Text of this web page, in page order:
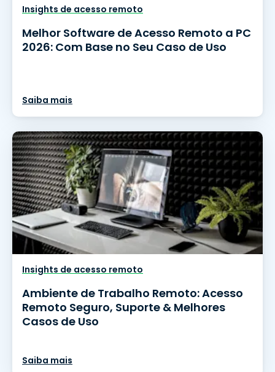
Insights de acesso remoto
Melhor Software de Acesso Remoto a PC
2026: Com Base no Seu Caso de Uso
Saiba mais
Insights de acesso remoto
Ambiente de Trabalho Remoto: Acesso
Remoto Seguro, Suporte & Melhores
Casos de Uso
Saiba mais